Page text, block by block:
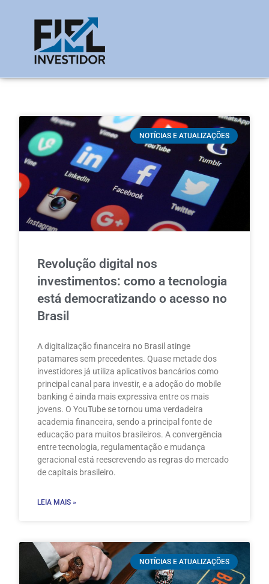
NOTÍCIAS E ATUALIZAÇÕES
Revolução digital nos
investimentos: como a tecnologia
está democratizando o acesso no
Brasil
A digitalização financeira no Brasil atinge
patamares sem precedentes. Quase metade dos
investidores já utiliza aplicativos bancários como
principal canal para investir, e a adoção do mobile
banking é ainda mais expressiva entre os mais
jovens. O YouTube se tornou uma verdadeira
academia financeira, sendo a principal fonte de
educação para muitos brasileiros. A convergência
entre tecnologia, regulamentação e mudança
geracional está reescrevendo as regras do mercado
de capitais brasileiro.
LEIA MAIS »
NOTÍCIAS E ATUALIZAÇÕES